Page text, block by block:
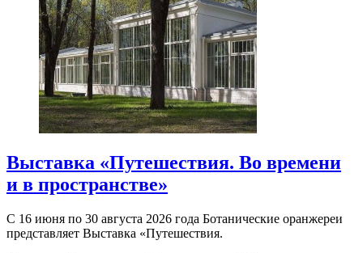
Выставка «Путешествия. Во времени
и в пространстве»
С 16 июня по 30 августа 2026 года Ботанические оранжереи
представляет Выставка «Путешествия.